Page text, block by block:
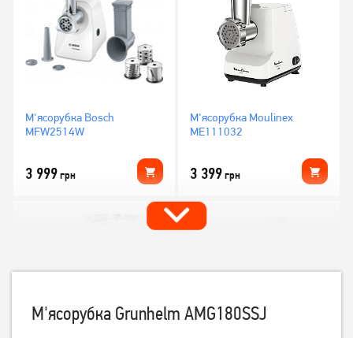
М'ясорубка Bosch
MFW2514W
3 999грн
М'ясорубка Moulinex
ME111032
3 399грн
М'ясорубка Grunhelm AMG180SSJ